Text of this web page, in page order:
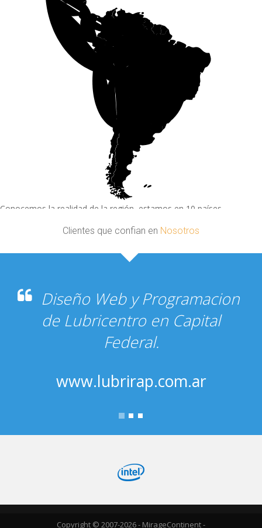
Conocemos la realidad de la región, estamos en 10 países.
Clientes que confian en Nosotros
Diseño Web y Programacion
de Lubricentro en Capital
Federal.
www.lubrirap.com.ar
Copyright © 2007-2026 - MirageContinent -